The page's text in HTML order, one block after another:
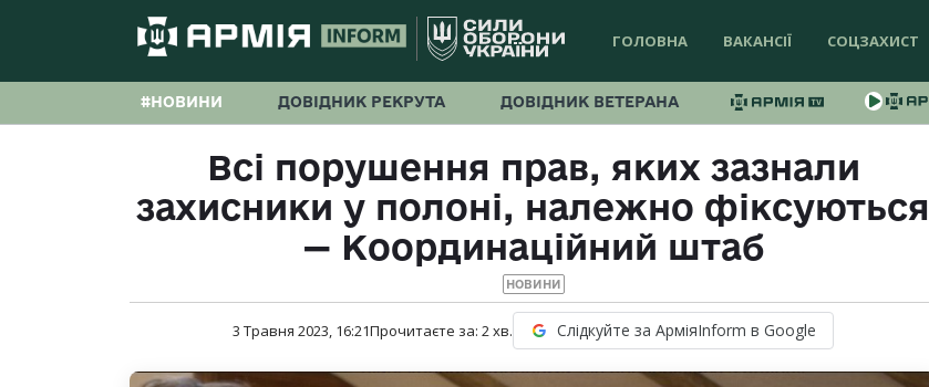
ГОЛОВНА ВАКАНСІЇ СОЦЗАХИСТ
#НОВИНИ ДОВІДНИК РЕКРУТА ДОВІДНИК ВЕТЕРАНА
Всі порушення прав, яких зазнали
захисники у полоні, належно фіксуються
— Координаційний штаб
НОВИНИ
3 Травня 2023, 16:21Прочитаєте за: 2хв. Слідкуйте за АрміяInform в Google